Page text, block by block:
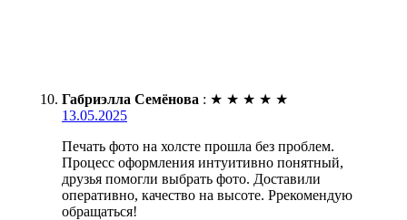
Габриэлла Семёнова : ★ ★ ★ ★ ★
13.05.2025
Печать фото на холсте прошла без проблем.
Процесс оформления интуитивно понятный,
друзья помогли выбрать фото. Доставили
оперативно, качество на высоте. Ррекомендую
обращаться!